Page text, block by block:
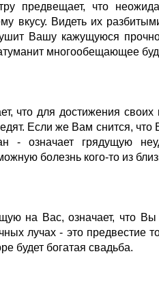
предвещает, что
вкусу. Видеть их
Вашу кажущуюся
многообещающее
что для достижения
Если же Вам снится,
- означает грядущую
болезнь кого-то из
на Вас, означает, что
лучах - это предвестие
будет богатая свадьба.